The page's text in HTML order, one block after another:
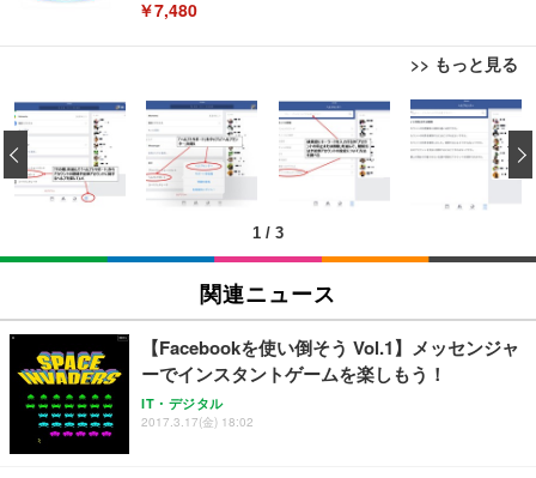
￥7,480
>> もっと見る
[EdoErgo] オフィスチェア 椅子 テレワーク 疲れな
い 跳ね上げ式アームレスト コンパクト 約105度ロッ
キング pc 事務椅子 360度回転 座面昇降 強化ナイロ
ン樹脂ベース 通気性メッシュ 在宅ワーク H-WY01
(黒網+黒枠+黒足)
￥5,699
SIHOO B100 オフィスチェア／デスクチェア メッシ
ュチェア 人間工学 疲れない ブラック
￥27,999
Sezlife オフィスチェア デスクチェア 疲れない テレ
ワーク チェア 強化バックレスト 30度ロッキング機
能 人間工学 椅子 腰サポート 90度跳ね上げ式アーム
EIZO ビジネス向けプレミアムモニター | FlexScan
EV3240X-WT | 31.5型4K UHD・USB Type-C・ホワ
イト
￥105,595
EIZO ビジネス向けプレミアムモニター | FlexScan
￥109,572
【純正品】27"ゲーミングモニター DualSense 充電
フック付き（CFI-ZDM1J）
Amazonベーシック ペットシーツ 薄型 レギュラー 1
回使い捨て 無香料 ホワイト 300枚
￥3,373
Amazonベーシック ペットシーツ 厚型 ワイド 42枚
x2袋(84枚) ホワイト(吸収面:ライトブルー)
￥3,234
ネオ・ルーライフ ネオ・オムツ L 中型犬用 26枚入
り 単品
1 / 3
‹
関連ニュース
【Facebookを使い倒そう Vol.1】メッセンジャ
ーでインスタントゲームを楽しもう！
IT・デジタル
2017.3.17(金) 18:02